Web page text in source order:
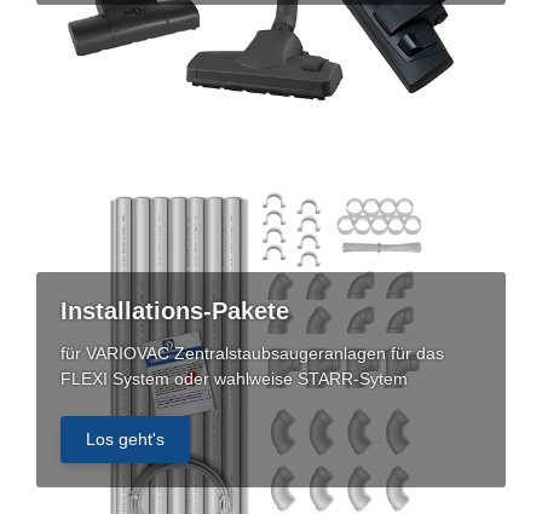
Installations-Pakete
für VARIOVAC Zentralstaubsaugeranlagen für das
FLEXI System oder wahlweise STARR-Sytem
Los geht's